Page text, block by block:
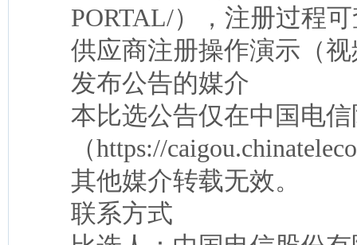
PORTAL/），注册过程
供应商注册操作演示（视
发布公告的媒介
本比选公告仅在中国电
（https://
其他媒介转载无效。
联系方式